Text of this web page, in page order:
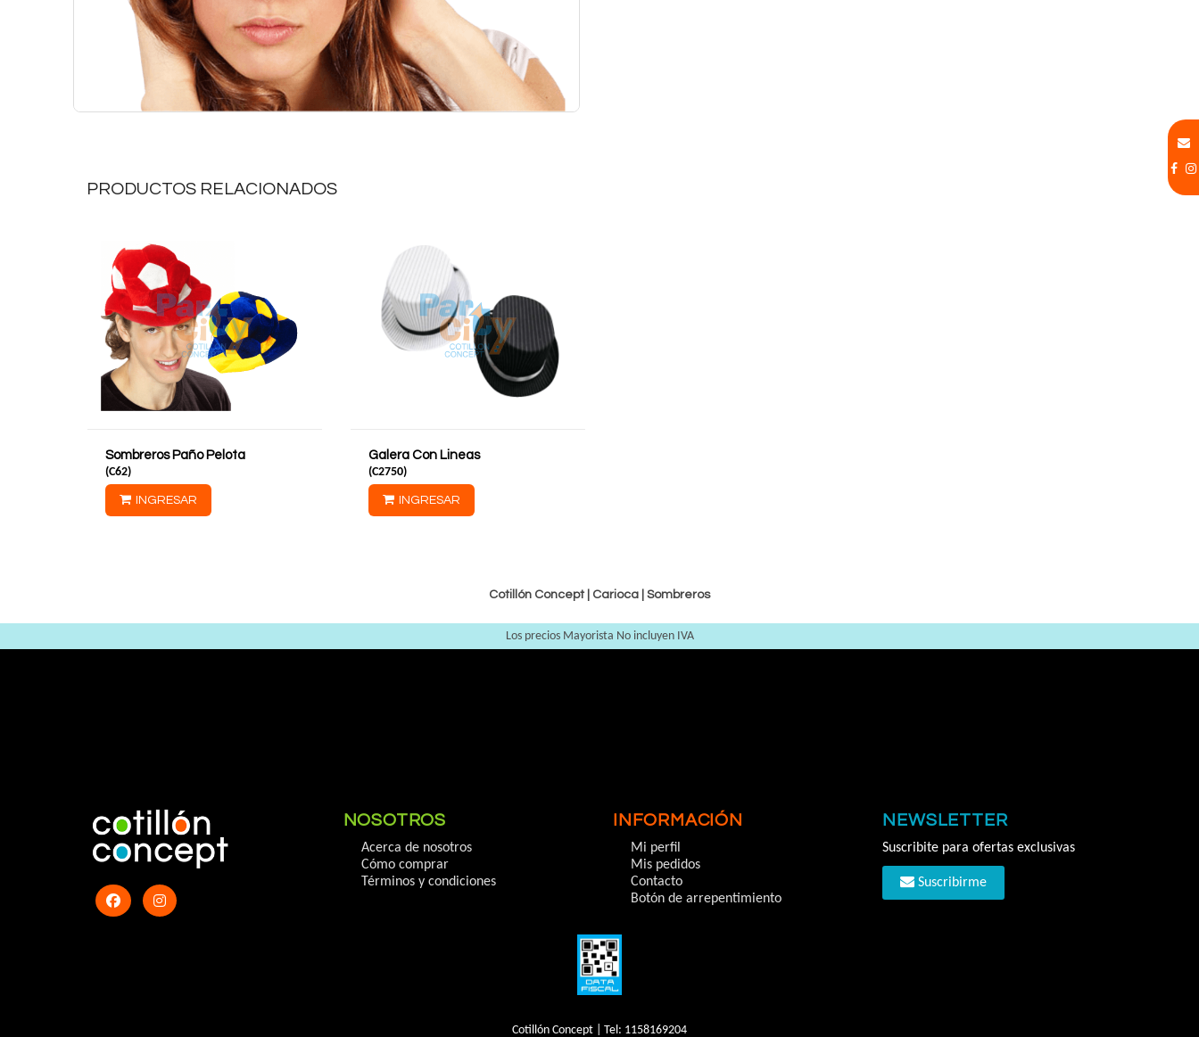
PRODUCTOS RELACIONADOS
Sombreros Paño Pelota
(C62)
INGRESAR
Galera Con Lineas
(C2750)
INGRESAR
Cotillón Concept | Carioca Sombreros
Los precios Mayorista No incluyen IVA
NOSOTROS
Acerca de nosotros
Cómo comprar
Términos y condiciones
INFORMACIÓN
Mi perfil
Mis pedidos
Contacto
Botón de arrepentimiento
NEWSLETTER
Suscribite para ofertas exclusivas
Suscribirme
Cotillón Concept | Tel: 1158169204